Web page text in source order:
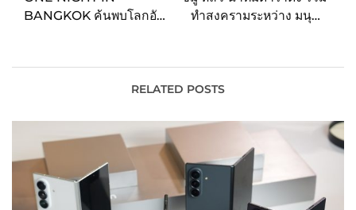
BANGKOK ค้นพบโลกอัน
ความรื่นรมย์ในแบบฉบับ
ทำสงครามระหว่าง มนุษย์
ร่าง เสมือน” 24 สิงหาคมนี้
RELATED POSTS